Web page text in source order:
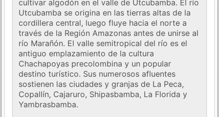
cultivar algodón en el valle de Utcubamba. El río
Utcubamba se origina en las tierras altas de la
cordillera central, luego fluye hacia el norte a
través de la Región Amazonas antes de unirse al
río Marañón. El valle semitropical del río es el
antiguo emplazamiento de la cultura
Chachapoyas precolombina y un popular
destino turístico. Sus numerosos afluentes
sostienen las ciudades y granjas de La Peca,
Copallín, Cajaruro, Shipasbamba, La Florida y
Yambrasbamba.